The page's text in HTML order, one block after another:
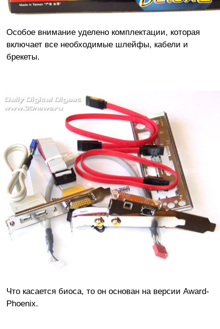
Особое внимание уделено комплектации, которая
включает все необходимые шлейфы, кабели и
брекеты.
Что касается биоса, то он основан на версии Award-
Phoenix.